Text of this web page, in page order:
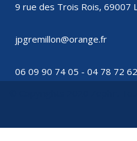
9 rue des Trois Rois, 69007
jpgremillon@orange.fr
06 09 90 74 05 - 04 78 72